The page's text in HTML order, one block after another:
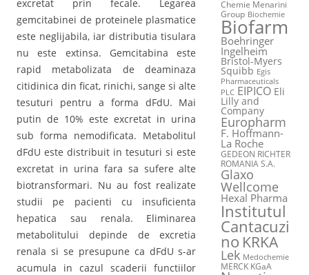
excretat prin fecale. Legarea
gemcitabinei de proteinele plasmatice
este neglijabila, iar distributia tisulara
nu este extinsa. Gemcitabina este
rapid metabolizata de deaminaza
citidinica din ficat, rinichi, sange si alte
tesuturi pentru a forma dFdU. Mai
putin de 10% este excretat in urina
sub forma nemodificata. Metabolitul
dFdU este distribuit in tesuturi si este
excretat in urina fara sa sufere alte
biotransformari. Nu au fost realizate
studii pe pacienti cu insuficienta
hepatica sau renala. Eliminarea
metabolitului depinde de excretia
renala si se presupune ca dFdU s-ar
acumula in cazul scaderii functiilor
Chemie Menarini
Group Biochemie
Biofarm
Boehringer
Ingelheim
Bristol-Myers
Squibb Egis
Pharmaceuticals
PLC EIPICO Eli
Lilly and
Company
Europharm
F. Hoffmann-
La Roche
GEDEON RICHTER
ROMANIA S.A.
Glaxo
Wellcome
Hexal Pharma
Institutul
Cantacuzi
no KRKA
Lek Medochemie
MERCK KGaA